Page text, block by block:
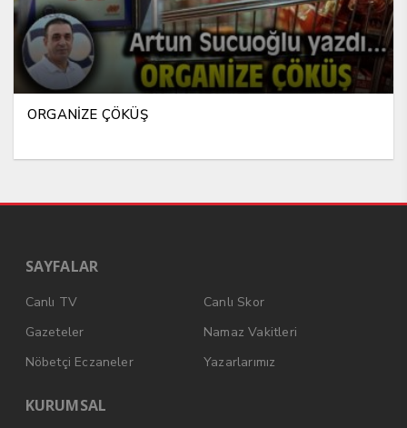
ORGANİZE ÇÖKÜŞ
SAYFALAR
Canlı TV
Canlı Skor
Gazeteler
Namaz Vakitleri
Nöbetçi Eczaneler
Yazarlarımız
KURUMSAL